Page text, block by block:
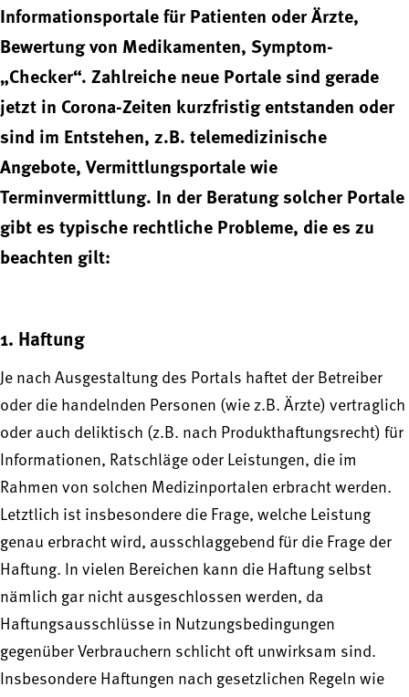
Informationsportale für Patienten oder Ärzte,
Bewertung von Medikamenten, Symptom-
„Checker“. Zahlreiche neue Portale sind gerade
jetzt in Corona-Zeiten kurzfristig entstanden oder
sind im Entstehen, z.B. telemedizinische
Angebote, Vermittlungsportale wie
Terminvermittlung. In der Beratung solcher Portale
gibt es typische rechtliche Probleme, die es zu
beachten gilt:
1. Haftung
Je nach Ausgestaltung des Portals haftet der Betreiber
oder die handelnden Personen (wie z.B. Ärzte) vertraglich
oder auch deliktisch (z.B. nach Produkthaftungsrecht) für
Informationen, Ratschläge oder Leistungen, die im
Rahmen von solchen Medizinportalen erbracht werden.
Letztlich ist insbesondere die Frage, welche Leistung
genau erbracht wird, ausschlaggebend für die Frage der
Haftung. In vielen Bereichen kann die Haftung selbst
nämlich gar nicht ausgeschlossen werden, da
Haftungsausschlüsse in Nutzungsbedingungen
gegenüber Verbrauchern schlicht oft unwirksam sind.
Insbesondere Haftungen nach gesetzlichen Regeln wie